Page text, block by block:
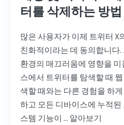
터를 삭제하는 방법
많은 사용자가 이제 트위터 X
친화적이라는 데 동의합니다.
환경의 매끄러움에 영향을
스에서 트위터를 탐색할 때
색할 때와는 다른 경험을 하
하고 모든 디바이스에 누적된
스템 기능이 ... 알아보기